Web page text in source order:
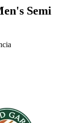
Semi